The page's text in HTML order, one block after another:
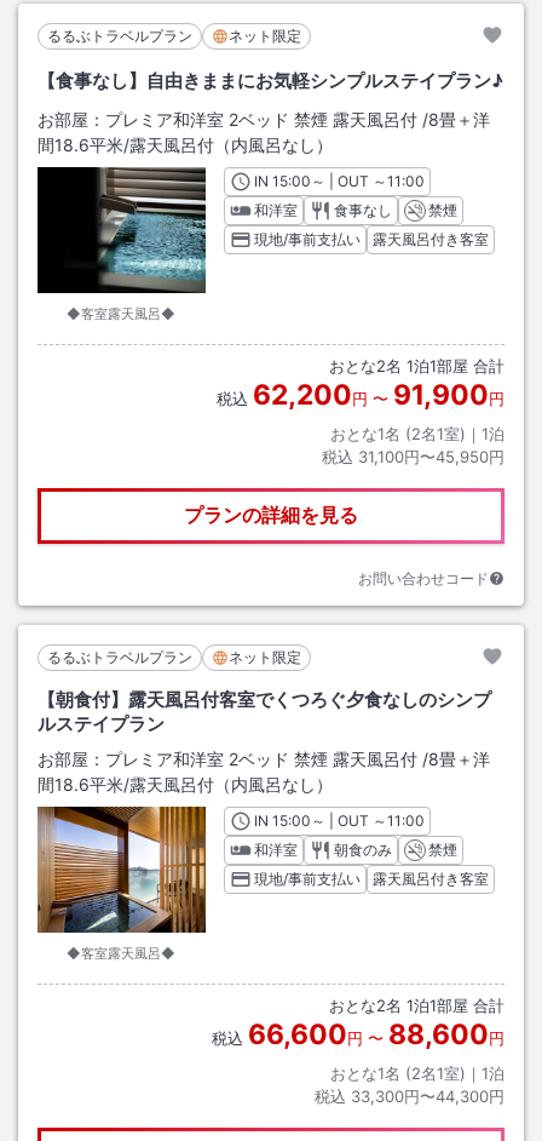
るるぶトラベルプラン ネット限定
【食事なし】自由きままにお気軽シンプルステイプラン♪
お部屋： プレミア和洋室 2ベッド 禁煙 露天風呂付 /8畳＋洋
間18.6平米/露天風呂付（内風呂なし）
◆客室露天風呂◆
INチェックイン
15:00 ～ | OUT チェックアウト
～11:00
和洋室
食事なし
禁煙
現地/事前支払い
露天風呂付き客室
おとな2名 1泊1部屋 合計
税込 62,200円 〜 91,900円
おとな1名 (2名1室)｜ 1泊
税込 31,100円〜45,950円
プランの詳細を見る
お問い合わせコード
るるぶトラベルプラン ネット限定
【朝食付】露天風呂付客室でくつろぐ夕食なしのシンプ
ルステイプラン
お部屋： プレミア和洋室 2ベッド 禁煙 露天風呂付 /8畳＋洋
間18.6平米/露天風呂付（内風呂なし）
◆客室露天風呂◆
INチェックイン
15:00 ～ | OUT チェックアウト
～11:00
和洋室
朝食のみ
禁煙
現地/事前支払い
露天風呂付き客室
おとな2名 1泊1部屋 合計
税込 66,600円 〜 88,600円
おとな1名 (2名1室)｜ 1泊
税込 33,300円〜44,300円